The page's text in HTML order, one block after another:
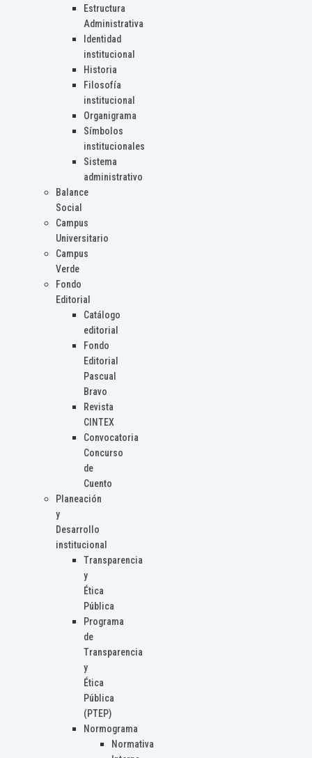
Estructura
Administrativa
Identidad
institucional
Historia
Filosofía
institucional
Organigrama
Símbolos
institucionales
Sistema
administrativo
Balance
Social
Campus
Universitario
Campus
Verde
Fondo
Editorial
Catálogo
editorial
Fondo
Editorial
Pascual
Bravo
Revista
CINTEX
Convocatoria
Concurso
de
Cuento
Planeación
y
Desarrollo
institucional
Transparencia
y
Ética
Pública
Programa
de
Transparencia
y
Ética
Pública
(PTEP)
Normograma
Normativa